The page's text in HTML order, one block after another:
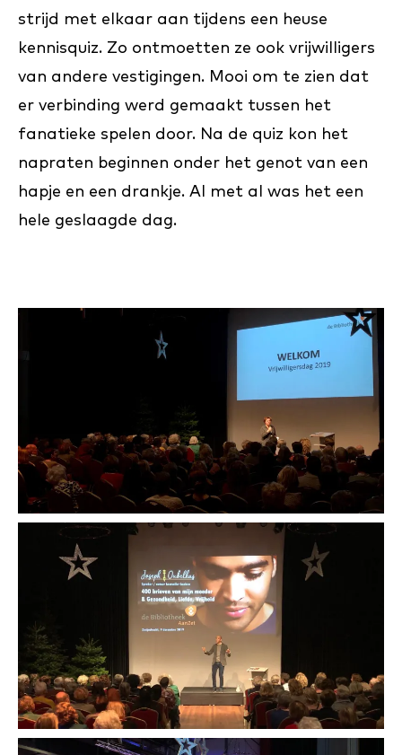
strijd met elkaar aan tijdens een heuse
kennisquiz. Zo ontmoetten ze ook vrijwilligers
van andere vestigingen. Mooi om te zien dat
er verbinding werd gemaakt tussen het
fanatieke spelen door. Na de quiz kon het
napraten beginnen onder het genot van een
hapje en een drankje. Al met al was het een
hele geslaagde dag.